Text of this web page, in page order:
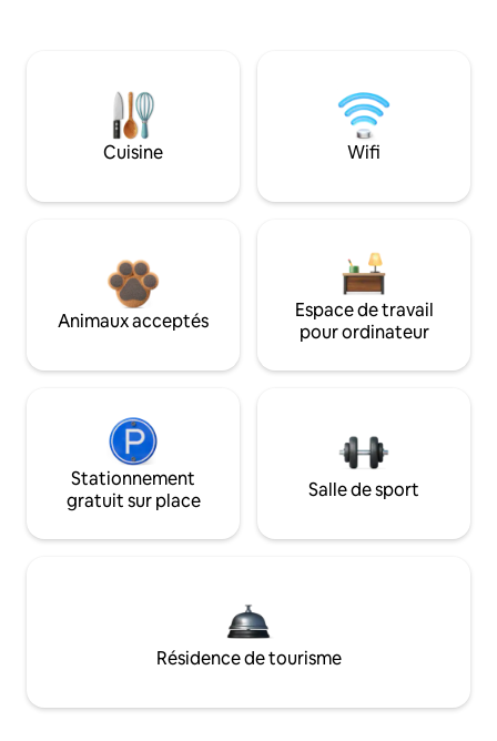
Cuisine Wifi
Animaux acceptés
Espace de travail
pour ordinateur
Stationnement
gratuit sur place
Salle de sport
Résidence de tourisme